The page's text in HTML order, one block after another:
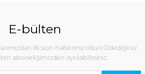
E-bülten
ilk sizin haberiniz olsun! Dilediğiniz
aboneliğimizden ayrılabilirsiniz.